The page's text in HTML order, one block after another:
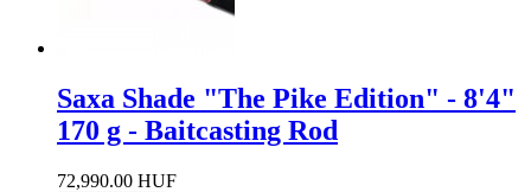
Saxa Shade "The Pike Edition" - 8'4"
170 g - Baitcasting Rod
72,990.00 HUF